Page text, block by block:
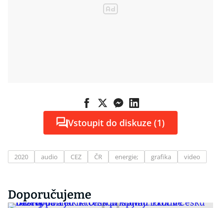
Vstoupit do diskuze (1)
2020 audio CEZ ČR energie; grafika video
Doporučujeme